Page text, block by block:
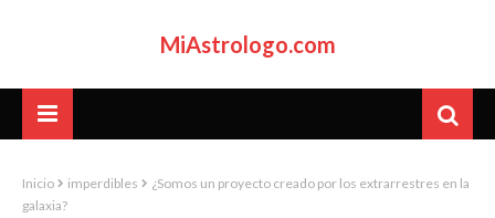
MiAstrologo.com
Inicio imperdibles
¿Somos un proyecto creado por los extrarrestres en la
galaxia?